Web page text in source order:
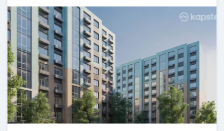
92/6